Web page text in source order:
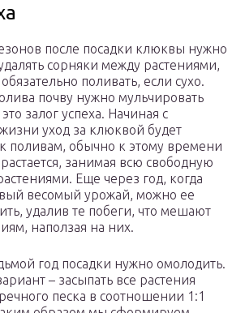
после посадки клюквы нужно
сорняки между растениями,
поливать, если сухо.
почву нужно мульчировать
залог успеха. Начиная с
уход за клюквой будет
к поливам, обычно к этому времени
занимая всю свободную
Еще через год, когда
весомый урожай, можно ее
удалив те побеги, что мешают
наползая на них.
год посадки нужно омолодить.
– засыпать все растения
песка в соотношении 1:1